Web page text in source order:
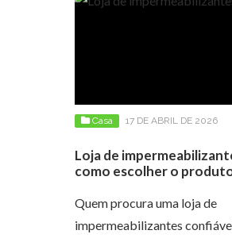
Casa 17 DE ABRIL DE 2026
Loja de
como escolher o
Quem procura uma loja de
impermeabilizantes